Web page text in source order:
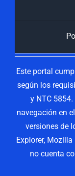
Este portal
según los
y NTC
navegación en
versiones de
Explorer,
no cuenta